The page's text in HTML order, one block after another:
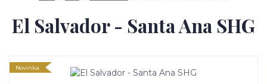
El Salvador - Santa Ana SHG
Novinka